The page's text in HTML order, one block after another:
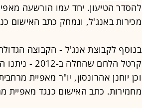
להסדר הטיעון. יחד עמו הורשעה
מכירות באנג'ל, ונמחק כתב האישום
בנוסף לקבוצת אנג'ל - הקבוצה
קרטל הלחם
וכן יוחנן אהרונסון, יו"ר מאפיית
מחמירות. כתב האישום כנגד מאפיית